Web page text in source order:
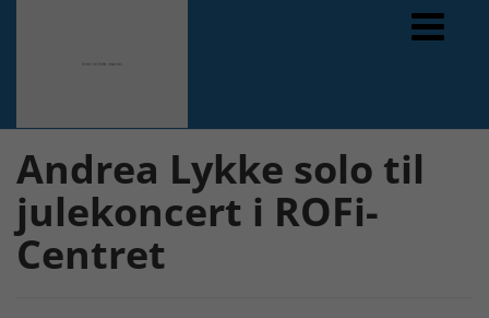
Andrea Lykke solo til
julekoncert i ROFi-
Centret